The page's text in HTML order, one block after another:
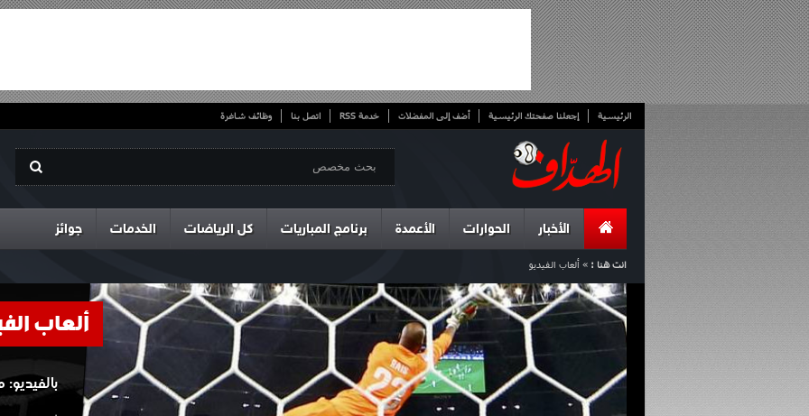
الرئيسية إجعلنا صفحتك الرئيسية أضف إلى المفضلات خدمة RSS اتصل بنا وظائف شاغرة
الأخبار الحوارات الأعمدة برنامج المباريات كل الرياضات الخدمات جوائز
انت هنا : » ألعاب الفيديو
ألعاب